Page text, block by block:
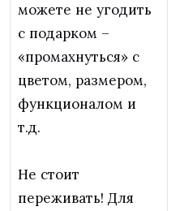
можете не угодить
с подарком –
«промахнуться» с
цветом, размером,
функционалом и
т.д.
Не стоит
переживать! Для